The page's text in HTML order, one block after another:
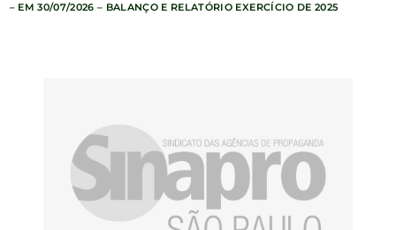
– EM 30/07/2026 – BALANÇO E RELATÓRIO EXERCÍCIO DE 2025